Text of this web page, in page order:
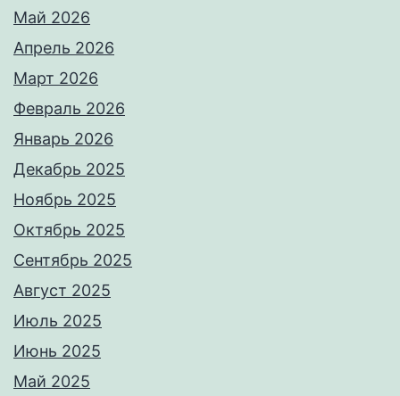
Май 2026
Апрель 2026
Март 2026
Февраль 2026
Январь 2026
Декабрь 2025
Ноябрь 2025
Октябрь 2025
Сентябрь 2025
Август 2025
Июль 2025
Июнь 2025
Май 2025